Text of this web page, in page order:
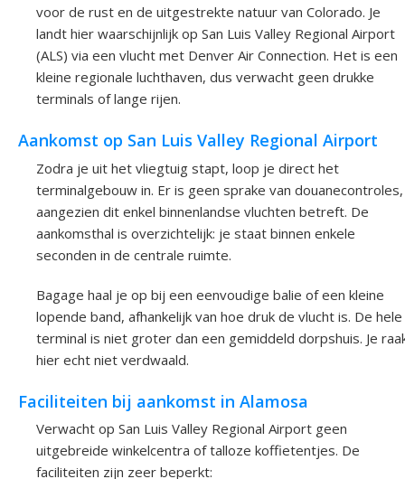
voor de rust en de uitgestrekte natuur van Colorado. Je
landt hier waarschijnlijk op San Luis Valley Regional Airport
(ALS) via een vlucht met Denver Air Connection. Het is een
kleine regionale luchthaven, dus verwacht geen drukke
terminals of lange rijen.
Aankomst op San Luis Valley Regional Airport
Zodra je uit het vliegtuig stapt, loop je direct het
terminalgebouw in. Er is geen sprake van douanecontroles,
aangezien dit enkel binnenlandse vluchten betreft. De
aankomsthal is overzichtelijk: je staat binnen enkele
seconden in de centrale ruimte.
Bagage haal je op bij een eenvoudige balie of een kleine
lopende band, afhankelijk van hoe druk de vlucht is. De hele
terminal is niet groter dan een gemiddeld dorpshuis. Je
hier echt niet verdwaald.
Faciliteiten bij aankomst in Alamosa
Verwacht op San Luis Valley Regional Airport geen
uitgebreide winkelcentra of talloze koffietentjes. De
faciliteiten zijn zeer beperkt: